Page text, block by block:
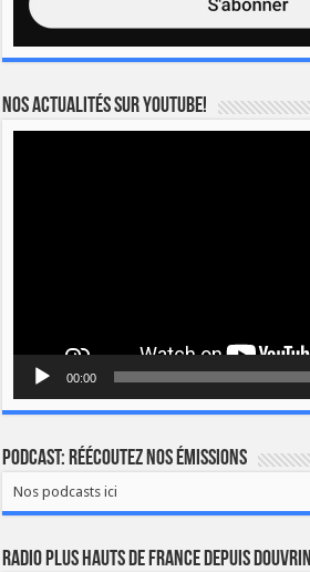
Nos actualités sur YOUTUBE!
00:00
Podcast: Réécoutez nos émissions
Nos podcasts ici
Radio Plus Hauts de France depuis Douvrin